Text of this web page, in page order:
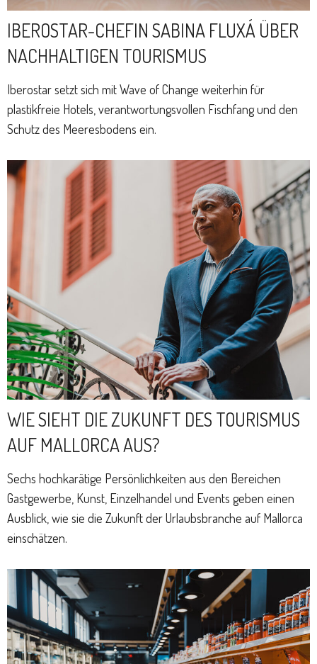
IBEROSTAR-CHEFIN SABINA FLUXÁ ÜBER
NACHHALTIGEN TOURISMUS
Iberostar setzt sich mit Wave of Change weiterhin für
plastikfreie Hotels, verantwortungsvollen Fischfang und den
Schutz des Meeresbodens ein.
WIE SIEHT DIE ZUKUNFT DES TOURISMUS
AUF MALLORCA AUS?
Sechs hochkarätige Persönlichkeiten aus den Bereichen
Gastgewerbe, Kunst, Einzelhandel und Events geben einen
Ausblick, wie sie die Zukunft der Urlaubsbranche auf Mallorca
einschätzen.